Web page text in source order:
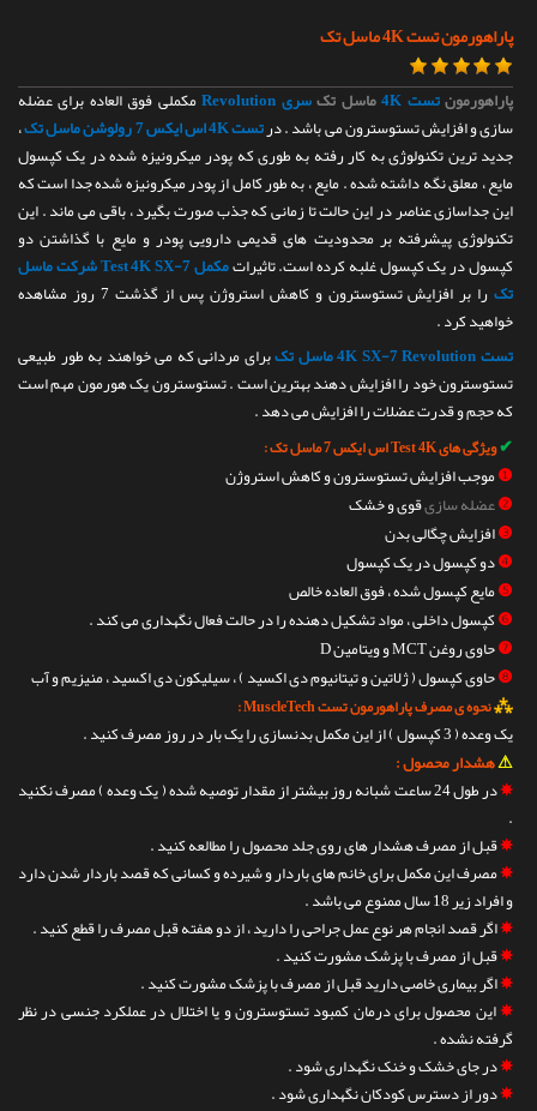
پاراهورمون تست 4K ماسل تک
پاراهورمونتست 4K ماسل تکسری Revolution
مکملی فوق العاده برای عضله
سازی و افزایش تستوسترون می باشد . درتست 4K اس ایکس 7 رولوشن ماسل تک
،
جدید ترین تکنولوژی به کار رفته به طوری که پودر میکرونیزه شده در یک کپسول
مایع ، معلق نگه داشته شده . مایع ، به طور کامل از پودر میکرونیزه شده جدا است که
این جداسازی عناصر در این حالت تا زمانی که جذب صورت بگیرد ، باقی می ماند . این
تکنولوژی پیشرفته بر محدودیت های قدیمی دارویی پودر و مایع با گذاشتن دو
کپسول در یک کپسول غلبه کرده است. تاثیرات
مکمل Test 4K SX-7 شرکت ماسل
تک
را بر افزایش تستوسترون و کاهش استروژن پس از گذشت 7 روز مشاهده
خواهید کرد .
تست 4K SX-7 Revolution ماسل تک
برای مردانی که می خواهند به طور طبیعی
تستوسترون خود را افزایش دهند بهترین است . تستوسترون یک هورمون مهم است
که حجم و قدرت عضلات را افزایش می دهد .
✔ویژگی های Test 4K اس ایکس 7 ماسل تک :
❶موجب افزایش تستوسترون و کاهش استروژن
❷عضله سازیقوی و خشک
❸افزایش چگالی بدن
❹دو کپسول در یک کپسول
❺مایع کپسول شده ، فوق العاده خالص
❻کپسول داخلی ، مواد تشکیل دهنده را در حالت فعال نگهداری می کند .
❼حاوی روغن MCT و ویتامین D
❽حاوی کپسول ( ژلاتین و تیتانیوم دی اکسید ) ، سیلیکون دی اکسید ، منیزیم و آب
⁂نحوه ی مصرف پاراهورمون تست MuscleTech :
یک وعده ( 3 کپسول ) از این مکمل بدنسازی را یک بار در روز مصرف کنید .
⚠هشدار محصول :
✵
در طول 24 ساعت شبانه روز بیشتر از مقدار توصیه شده ( یک وعده ) مصرف نکنید
.
✵قبل از مصرف هشدار های روی جلد محصول را مطالعه کنید .
✵مصرف این مکمل برای خانم های باردار و شیرده و کسانی که قصد باردار شدن دارد
و افراد زیر 18 سال ممنوع می باشد .
✵اگر قصد انجام هر نوع عمل جراحی را دارید ، از دو هفته قبل مصرف را قطع کنید .
✵قبل از مصرف با پزشک مشورت کنید .
✵اگر بیماری خاصی دارید قبل از مصرف با پزشک مشورت کنید .
✵این محصول برای درمان کمبود تستوسترون و یا اختلال در عملکرد جنسی در نظر
گرفته نشده .
✵در جای خشک و خنک نگهداری شود .
✵دور از دسترس کودکان نگهداری شود .